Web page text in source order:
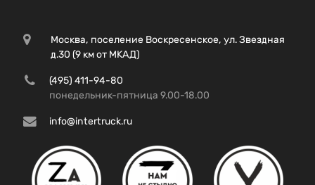
Москва, поселение Воскресенское, ул. Звездная
д.30 (9 км от МКАД)
(495) 411-94-80
понедельник-пятница 9.00-18.00
info@intertruck.ru